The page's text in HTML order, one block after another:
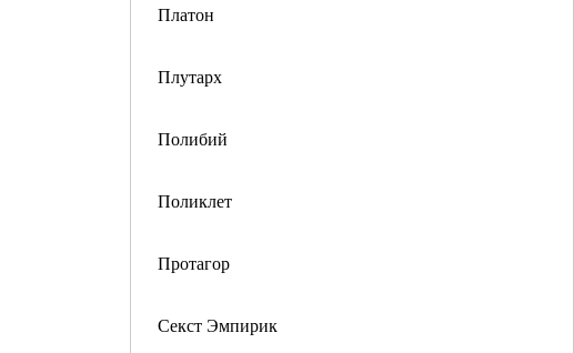
Платон
Плутарх
Полибий
Поликлет
Протагор
Секст Эмпирик